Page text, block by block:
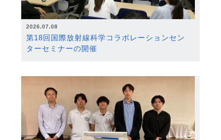
2026.07.08
第18回国際放射線科学コラボレーションセン
ターセミナーの開催